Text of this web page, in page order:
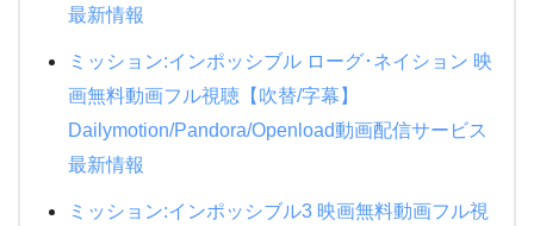
最新情報
ミッション:インポッシブル ローグ･ネイション 映
画無料動画フル視聴【吹替/字幕】
Dailymotion/Pandora/Openload動画配信サービス
最新情報
ミッション:インポッシブル3 映画無料動画フル視